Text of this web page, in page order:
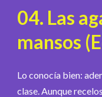
04. Las
mansos
Lo conocía bien:
clase. Aunque